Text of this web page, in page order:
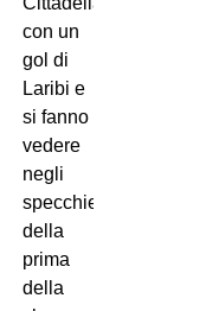
con un
gol di
Laribi e
si fanno
vedere
negli
specchietti
della
prima
della